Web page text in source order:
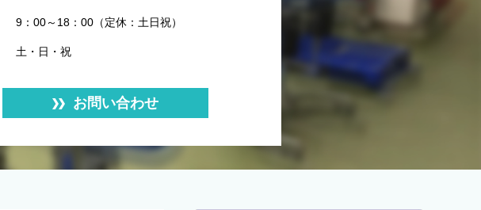
9：00～18：00（定休：土日祝）
土・日・祝
お問い合わせ